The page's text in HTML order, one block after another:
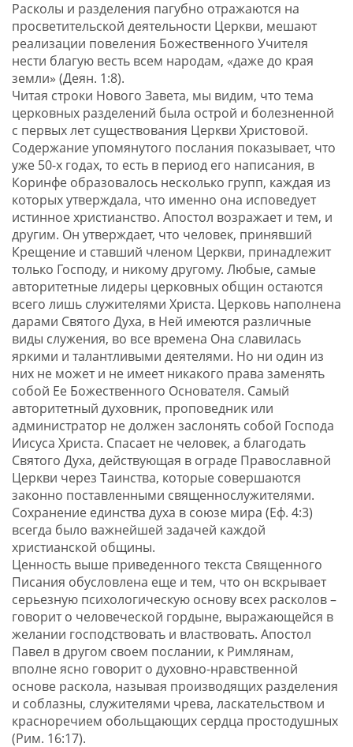
Расколы и разделения пагубно отражаются на
просветительской деятельности Церкви, мешают
реализации повеления Божественного Учителя
нести благую весть всем народам, «даже до края
земли» (Деян. 1:8).
Читая строки Нового Завета, мы видим, что тема
церковных разделений была острой и болезненной
с первых лет существования Церкви Христовой.
Содержание упомянутого послания показывает, что
уже 50-х годах, то есть в период его написания, в
Коринфе образовалось несколько групп, каждая из
которых утверждала, что именно она исповедует
истинное христианство. Апостол возражает и тем, и
другим. Он утверждает, что человек, принявший
Крещение и ставший членом Церкви, принадлежит
только Господу, и никому другому. Любые, самые
авторитетные лидеры церковных общин остаются
всего лишь служителями Христа. Церковь наполнена
дарами Святого Духа, в Ней имеются различные
виды служения, во все времена Она славилась
яркими и талантливыми деятелями. Но ни один из
них не может и не имеет никакого права заменять
собой Ее Божественного Основателя. Самый
авторитетный духовник, проповедник или
администратор не должен заслонять собой Господа
Иисуса Христа. Спасает не человек, а благодать
Святого Духа, действующая в ограде Православной
Церкви через Таинства, которые совершаются
законно поставленными священнослужителями.
Сохранение единства духа в союзе мира (Еф. 4:3)
всегда было важнейшей задачей каждой
христианской общины.
Ценность выше приведенного текста Священного
Писания обусловлена еще и тем, что он вскрывает
серьезную психологическую основу всех расколов –
говорит о человеческой гордыне, выражающейся в
желании господствовать и властвовать. Апостол
Павел в другом своем послании, к Римлянам,
вполне ясно говорит о духовно-нравственной
основе раскола, называя производящих разделения
и соблазны, служителями чрева, ласкательством и
красноречием обольщающих сердца простодушных
(Рим. 16:17).